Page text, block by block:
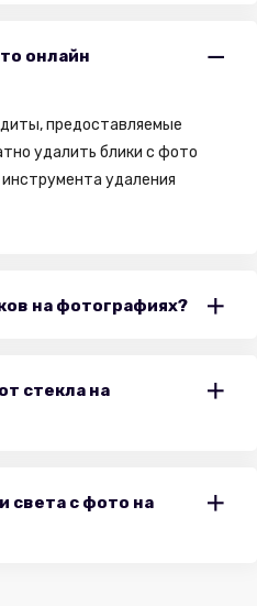
онлайн
предоставляемые
удалить блики с фото
удаления
на фотографиях?
стекла на
света с фото на